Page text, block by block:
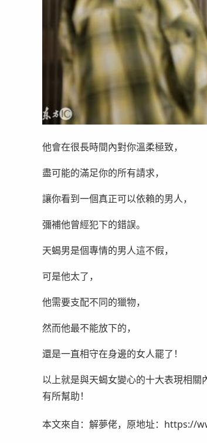
他會在很長時間內對你溫柔極致，
盡可能的滿足你的所有請求，
讓你看到一個真正可以依賴的男人，
彌補他曾經犯下的錯誤。
天蝎男是個專情的男人這不假，
可是他太了，
他需要支配不同的獵物，
然而他最不能放下的，
還是一直相守在身邊的女人罷了！
以上就是與天蝎女變心的十大表現相
有所幫助！
本文來自：解夢佬，原地址：